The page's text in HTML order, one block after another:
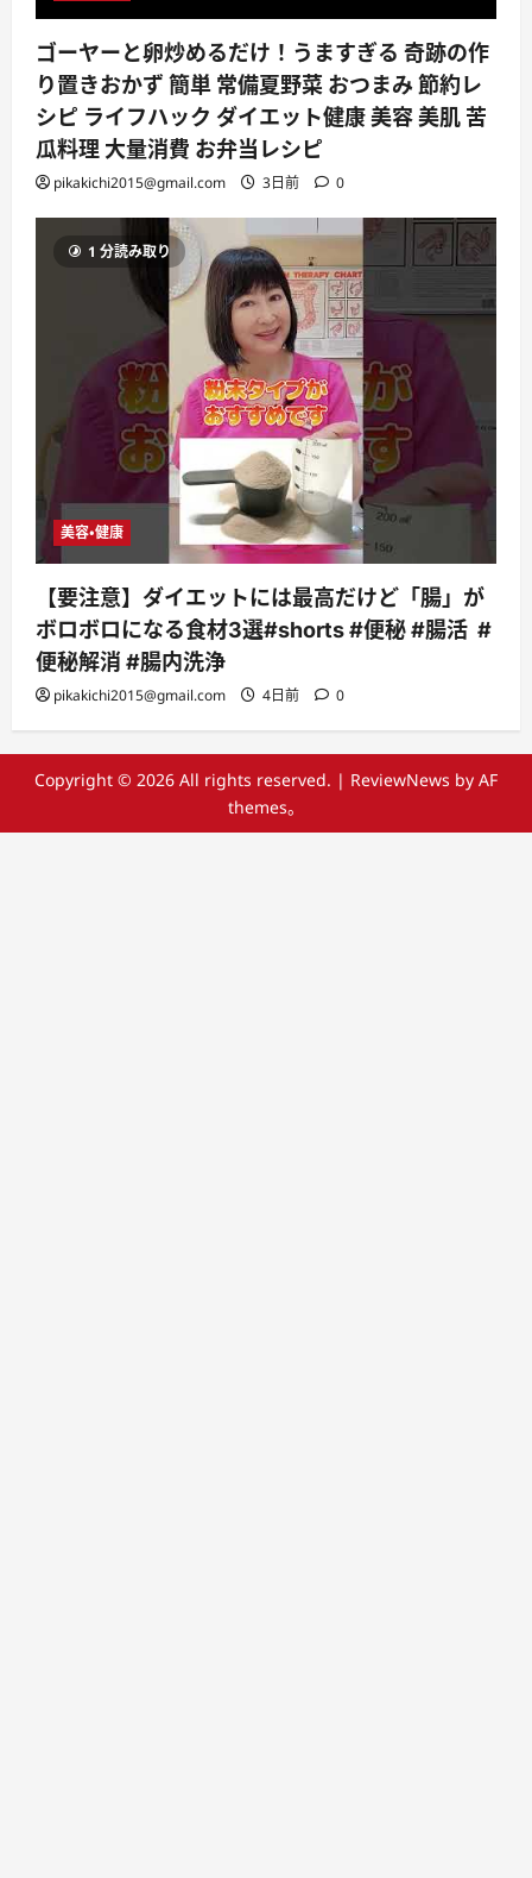
ゴーヤーと卵炒めるだけ！うますぎる 奇跡の作
り置きおかず 簡単 常備夏野菜 おつまみ 節約レ
シピ ライフハック ダイエット健康 美容 美肌 苦
瓜料理 大量消費 お弁当レシピ
pikakichi2015@gmail.com 3日前 0
1 分読み取り
美容・健康
【要注意】ダイエットには最高だけど「腸」が
ボロボロになる食材3選#shorts #便秘 #腸活 #
便秘解消 #腸内洗浄
pikakichi2015@gmail.com 4日前 0
Copyright © 2026 All rights reserved. | ReviewNews by AF
themes。